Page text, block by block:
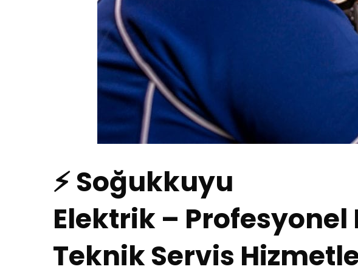
⚡ Soğukkuyu
Elektrik – Profesyonel
Teknik Servis